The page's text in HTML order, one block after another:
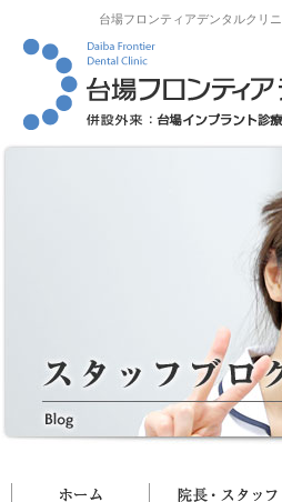
台場フロンティアデンタルク
ホーム